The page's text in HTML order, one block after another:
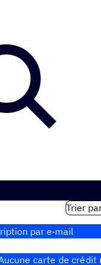
par e‑mail
carte de crédit